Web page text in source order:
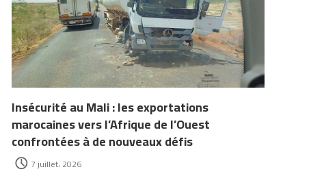
Insécurité au Mali : les exportations
marocaines vers l’Afrique de l’Ouest
confrontées à de nouveaux défis
7 juillet، 2026